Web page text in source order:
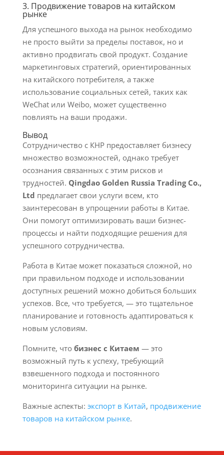
3. Продвижение товаров на китайском
рынке
Для успешного выхода на рынок необходимо
не просто выйти за пределы поставок, но и
активно продвигать свой продукт. Создание
маркетинговых стратегий, ориентированных
на китайского потребителя, а также
использование социальных сетей, таких как
WeChat или Weibo, может существенно
повлиять на ваши продажи.
Вывод
Сотрудничество с КНР предоставляет бизнесу
множество возможностей, однако требует
осознания связанных с этим рисков и
трудностей. Qingdao Golden Russia Trading Co.,
Ltd предлагает свои услуги всем, кто
заинтересован в упрощении работы в Китае.
Они помогут оптимизировать ваши бизнес-
процессы и найти подходящие решения для
успешного сотрудничества.
Работа в Китае может показаться сложной, но
при правильном подходе и использовании
доступных решений можно добиться больших
успехов. Все, что требуется, — это тщательное
планирование и готовность адаптироваться к
новым условиям.
Помните, что бизнес с Китаем — это
возможный путь к успеху, требующий
взвешенного подхода и постоянного
мониторинга ситуации на рынке.
Важные аспекты: экспорт в Китай, продвижение
товаров на китайском рынке.